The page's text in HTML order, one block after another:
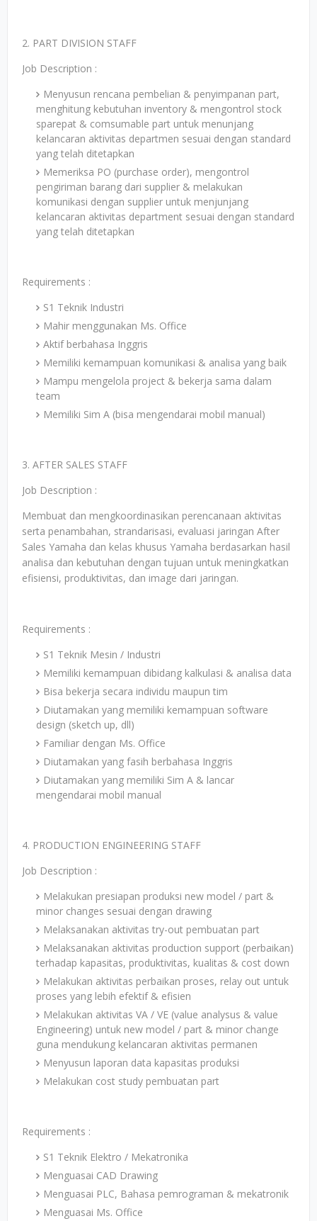
2. PART DIVISION STAFF
Job Description :
Menyusun rencana pembelian & penyimpanan part,
menghitung kebutuhan inventory & mengontrol stock
sparepat & comsumable part untuk menunjang
kelancaran aktivitas departmen sesuai dengan standard
yang telah ditetapkan
Memeriksa PO (purchase order), mengontrol
pengiriman barang dari supplier & melakukan
komunikasi dengan supplier untuk menjunjang
kelancaran aktivitas department sesuai dengan standard
yang telah ditetapkan
Requirements :
S1 Teknik Industri
Mahir menggunakan Ms. Office
Aktif berbahasa Inggris
Memiliki kemampuan komunikasi & analisa yang baik
Mampu mengelola project & bekerja sama dalam
team
Memiliki Sim A (bisa mengendarai mobil manual)
3. AFTER SALES STAFF
Job Description :
Membuat dan mengkoordinasikan perencanaan aktivitas
serta penambahan, strandarisasi, evaluasi jaringan After
Sales Yamaha dan kelas khusus Yamaha berdasarkan hasil
analisa dan kebutuhan dengan tujuan untuk meningkatkan
efisiensi, produktivitas, dan image dari jaringan.
Requirements :
S1 Teknik Mesin / Industri
Memiliki kemampuan dibidang kalkulasi & analisa data
Bisa bekerja secara individu maupun tim
Diutamakan yang memiliki kemampuan software
design (sketch up, dll)
Familiar dengan Ms. Office
Diutamakan yang fasih berbahasa Inggris
Diutamakan yang memiliki Sim A & lancar
mengendarai mobil manual
4. PRODUCTION ENGINEERING STAFF
Job Description :
Melakukan presiapan produksi new model / part &
minor changes sesuai dengan drawing
Melaksanakan aktivitas try-out pembuatan part
Melaksanakan aktivitas production support (perbaikan)
terhadap kapasitas, produktivitas, kualitas & cost down
Melakukan aktivitas perbaikan proses, relay out untuk
proses yang lebih efektif & efisien
Melakukan aktivitas VA / VE (value analysus & value
Engineering) untuk new model / part & minor change
guna mendukung kelancaran aktivitas permanen
Menyusun laporan data kapasitas produksi
Melakukan cost study pembuatan part
Requirements :
S1 Teknik Elektro / Mekatronika
Menguasai CAD Drawing
Menguasai PLC, Bahasa pemrograman & mekatronik
Menguasai Ms. Office